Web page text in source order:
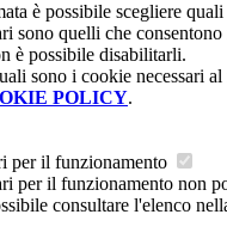
è possibile scegliere
sono quelli che
è possibile disabilitarli.
sono i cookie necessari
POLICY.
per il funzionamento
per il funzionamento non
consultare l'elenco